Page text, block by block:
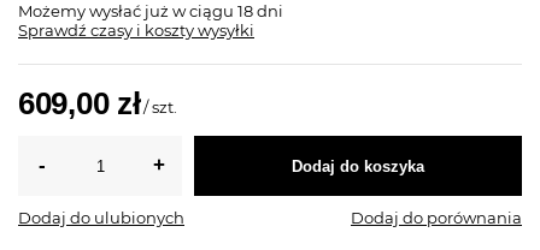
Możemy wysłać już w ciągu 18 dni
Sprawdź czasy i koszty wysyłki
609,00 zł/szt.
Dodaj do koszyka
Dodaj do ulubionych Dodaj do porównania